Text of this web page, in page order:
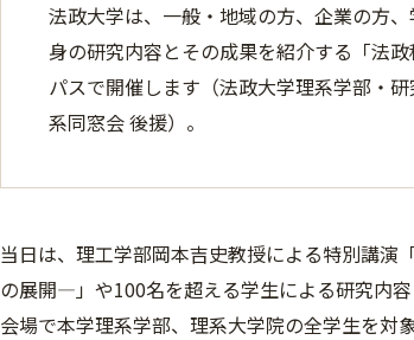
法政大学は、一般・地域の方、企業の方
身の研究内容とその成果を紹介する「法
パスで開催します（法政大学理系学部・
系同窓会 後援）。
当日は、理工学部岡本吉史教授による特別講
の展開―」や100名を超える学生による研究内
会場で本学理系学部、理系大学院の全学生を対